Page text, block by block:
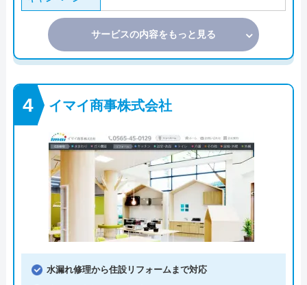
サービスの内容をもっと見る
イマイ商事株式会社
水漏れ修理から住設リフォームまで対応